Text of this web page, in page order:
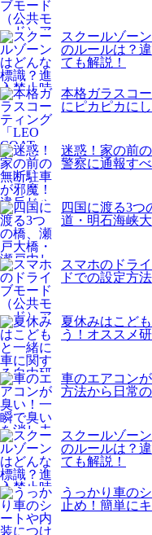
スクールゾー
のルールは？
ても解説！
本格ガラスコ
にピカピカにし
迷惑！家の前
警察に通報す
四国に渡る3つ
道・明石海峡
スマホのドラ
ドでの設定方
夏休みはこど
う！オススメ
車のエアコン
方法から日常
スクールゾー
のルールは？
ても解説！
うっかり車の
止め！簡単に